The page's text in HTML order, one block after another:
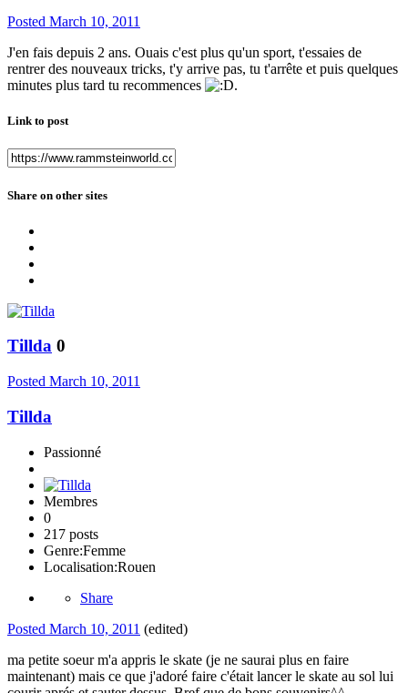
Posted March 10, 2011
J'en fais depuis 2 ans. Ouais c'est plus qu'un sport, t'essaies de
rentrer des nouveaux tricks, t'y arrive pas, tu t'arrête et puis quelques
minutes plus tard tu recommences
.
Link to post
Share on other sites
Tillda 0
Posted March 10, 2011
Tillda
Passionné
Membres
0
217 posts
Genre:Femme
Localisation:Rouen
Share
Posted March 10, 2011 (edited)
ma petite soeur m'a appris le skate (je ne saurai plus en faire
maintenant) mais ce que j'adoré faire c'était lancer le skate au sol lui